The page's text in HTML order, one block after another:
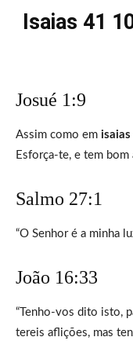
Isaias 41
Josué 1:9
Assim como em
Esforça-te, e tem bom
Salmo 27:1
“O Senhor é a minha
João 16:33
“Tenho-vos dito isto,
tereis aflições, mas